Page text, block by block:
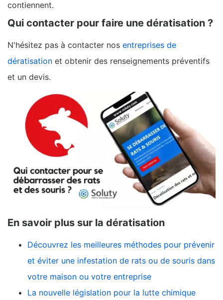
contiennent.
Qui contacter pour faire une dératisation ?
N'hésitez pas à contacter nos entreprises de
dératisation et obtenir des renseignements préventifs
et un devis.
En savoir plus sur la dératisation
Découvrez les meilleures méthodes pour prévenir
et éviter une infestation de rats ou de souris dans
votre maison ou votre entreprise
La nouvelle législation pour la lutte chimique